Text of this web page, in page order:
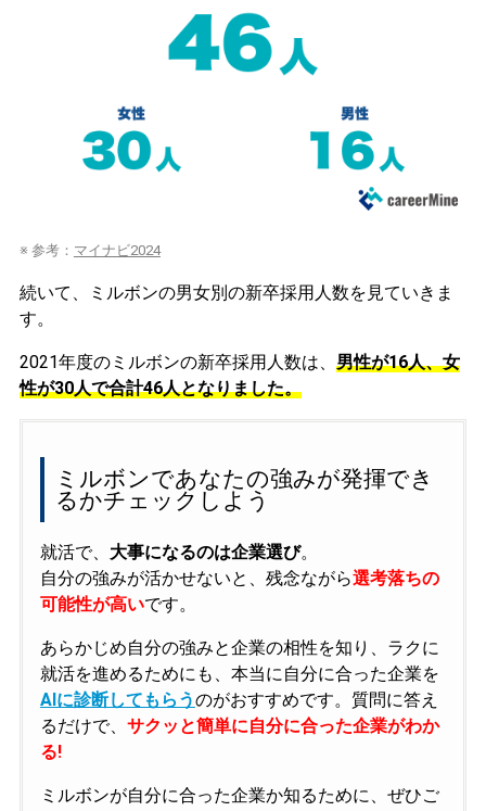
※ 参考： マイナビ2024
続いて、ミルボンの男女別の新卒採用人数を見ていきま
す。
2021年度のミルボンの新卒採用人数は、 男性が16人、女
性が30人で合計46人となりました。
ミルボンであなたの強みが発揮でき
るかチェックしよう
就活で、 大事になるのは企業選び。
自分の強みが活かせないと、残念ながら選考落ちの
可能性が高いです。
あらかじめ自分の強みと企業の相性を知り、ラクに
就活を進めるためにも、本当に自分に合った企業を
AIに診断してもらうのがおすすめです。質問に答え
るだけで、 サクッと簡単に自分に合った企業がわか
る!
ミルボンが自分に合った企業か知るために、ぜひご